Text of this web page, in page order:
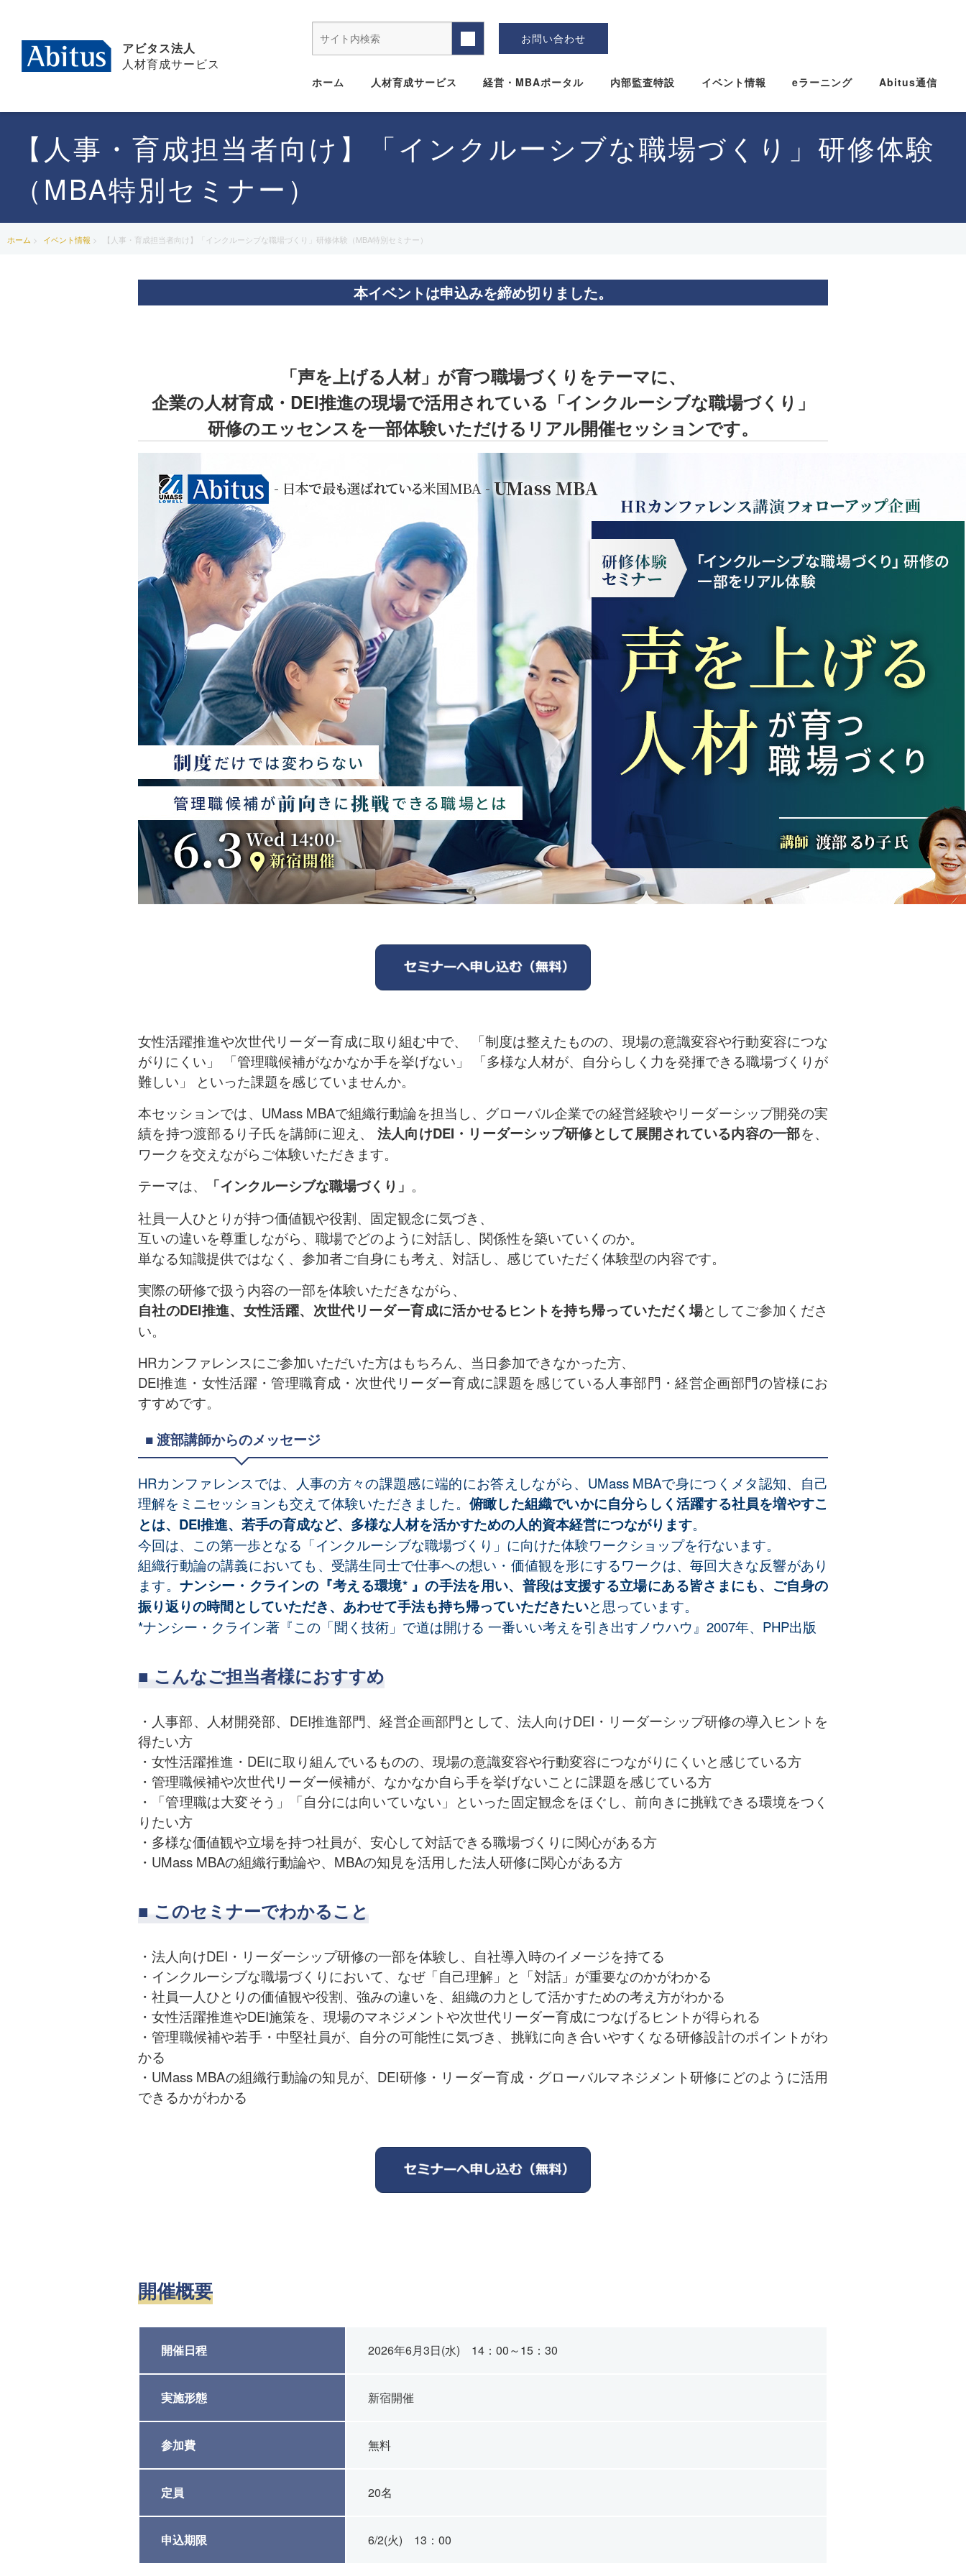
アビタス法人
人材育成サービス
お問い合わせ
ホーム 人材育成サービス 経営・MBAポータル 内部監査特設 イベント情報 eラーニング Abitus通信
【人事・育成担当者向け】「インクルーシブな職場づくり」研修体験
（MBA特別セミナー）
ホーム イベント情報 【人事・育成担当者向け】「インクルーシブな職場づくり」研修体験（MBA特別セミナー）
本イベントは申込みを締め切りました。
「声を上げる人材」が育つ職場づくりをテーマに、
企業の人材育成・DEI推進の現場で活用されている「インクルーシブな職場づくり」
研修のエッセンスを一部体験いただけるリアル開催セッションです。
女性活躍推進や次世代リーダー育成に取り組む中で、 「制度は整えたものの、現場の意識変容や行動変容につな
がりにくい」 「管理職候補がなかなか手を挙げない」 「多様な人材が、自分らしく力を発揮できる職場づくりが
難しい」 といった課題を感じていませんか。
本セッションでは、UMass MBAで組織行動論を担当し、グローバル企業での経営経験やリーダーシップ開発の実
績を持つ渡部るり子氏を講師に迎え、
法人向けDEI・リーダーシップ研修として展開されている内容の一部を、
ワークを交えながらご体験いただきます。
テーマは、
「インクルーシブな職場づくり」 。
社員一人ひとりが持つ価値観や役割、固定観念に気づき、
互いの違いを尊重しながら、職場でどのように対話し、関係性を築いていくのか。
単なる知識提供ではなく、参加者ご自身にも考え、対話し、感じていただく体験型の内容です。
実際の研修で扱う内容の一部を体験いただきながら、
自社のDEI推進、女性活躍、次世代リーダー育成に活かせるヒントを持ち帰っていただく場としてご参加くださ
い。
HRカンファレンスにご参加いただいた方はもちろん、当日参加できなかった方、
DEI推進・女性活躍・管理職育成・次世代リーダー育成に課題を感じている人事部門・経営企画部門の皆様にお
すすめです。
■渡部講師からのメッセージ
HRカンファレンスでは、人事の方々の課題感に端的にお答えしながら、UMass MBAで身につくメタ認知、自己
理解をミニセッションも交えて体験いただきました。 俯瞰した組織でいかに自分らしく活躍する社員を増やすこ
とは、DEI推進、若手の育成など、多様な人材を活かすための人的資本経営につながります。
今回は、この第一歩となる「インクルーシブな職場づくり」に向けた体験ワークショップを行ないます。
組織行動論の講義においても、受講生同士で仕事への想い・価値観を形にするワークは、毎回大きな反響があり
ます。ナンシー・クラインの『考える環境* 』の手法を用い、普段は支援する立場にある皆さまにも、ご自身の
振り返りの時間としていただき、あわせて手法も持ち帰っていただきたいと思っています。
*ナンシー・クライン著『この「聞く技術」で道は開ける 一番いい考えを引き出すノウハウ 』2007年、PHP出版
■ こんなご担当者様におすすめ
・人事部、人材開発部、DEI推進部門、経営企画部門として、法人向けDEI・リーダーシップ研修の導入ヒントを
得たい方
・女性活躍推進・DEIに取り組んでいるものの、現場の意識変容や行動変容につながりにくいと感じている方
・管理職候補や次世代リーダー候補が、なかなか自ら手を挙げないことに課題を感じている方
・「管理職は大変そう」「自分には向いていない」といった固定観念をほぐし、前向きに挑戦できる環境をつく
りたい方
・多様な価値観や立場を持つ社員が、安心して対話できる職場づくりに関心がある方
・UMass MBAの組織行動論や、MBAの知見を活用した法人研修に関心がある方
■ このセミナーでわかること
・法人向けDEI・リーダーシップ研修の一部を体験し、自社導入時のイメージを持てる
・インクルーシブな職場づくりにおいて、なぜ「自己理解」と「対話」が重要なのかがわかる
・社員一人ひとりの価値観や役割、強みの違いを、組織の力として活かすための考え方がわかる
・女性活躍推進やDEI施策を、現場のマネジメントや次世代リーダー育成につなげるヒントが得られる
・管理職候補や若手・中堅社員が、自分の可能性に気づき、挑戦に向き合いやすくなる研修設計のポイントがわ
かる
・UMass MBAの組織行動論の知見が、DEI研修・リーダー育成・グローバルマネジメント研修にどのように活用
できるかがわかる
開催概要
開催日程 2026年6月3日(水) 14：00～15：30
実施形態 新宿開催
参加費 無料
定員 20名
申込期限 6/2(火) 13：00